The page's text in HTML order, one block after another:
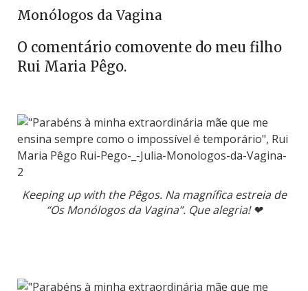
Monólogos da Vagina
O comentário comovente do meu filho
Rui Maria Pêgo.
Keeping up with the Pêgos. Na magnífica estreia de
“Os Monólogos da Vagina”. Que alegria! ❤